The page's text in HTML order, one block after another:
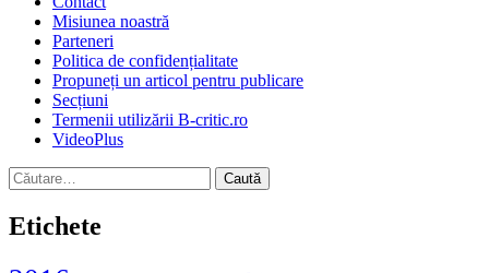
Misiunea noastră
Parteneri
Politica de confidențialitate
Propuneți un articol pentru publicare
Secțiuni
Termenii utilizării B-critic.ro
VideoPlus
Caută
după:
Etichete